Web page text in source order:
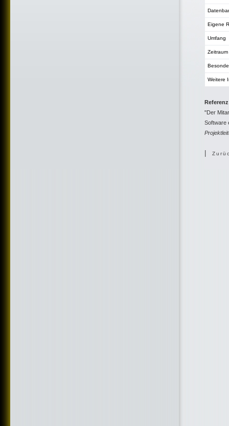
Eigene
Umfang
Zeitraum
Weitere
Referenz
"Der
Software